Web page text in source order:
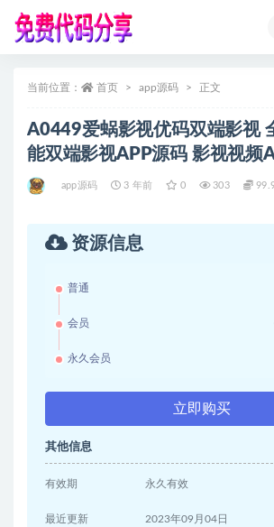
当前位置： 首页 app源码 正文
A0449爱蜗影视优码双端影视
能双端影视APP源码 影视视频
app源码 3 年前 0 303
资源信息
普通
会员
永久会员
立即购买
其他信息
有效期 永久有效
最近更新 2023年09月04日